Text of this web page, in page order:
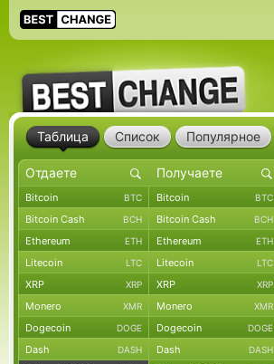
Таблица Список Популярное
Bitcoin BTC Bitcoin BTC
Bitcoin Cash BCH Bitcoin Cash BCH
Ethereum ETH Ethereum ETH
Litecoin LTC Litecoin LTC
XRP XRP XRP XRP
Monero XMR Monero XMR
Dogecoin DOGE Dogecoin DOGE
Dash DASH Dash DASH